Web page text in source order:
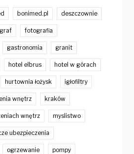
bonimed.pl deszczownie
fotografia
gastronomia granit
hotel elbrus hotel w górach
hurtownia łożysk igłofiltry
wnętrz kraków
wnętrz myslistwo
ubezpieczenia
ogrzewanie pompy